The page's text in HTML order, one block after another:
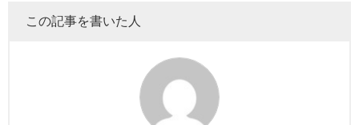
この記事を書いた人